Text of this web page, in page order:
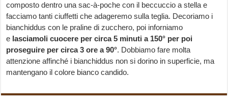
composto dentro una sac-à-poche con il beccuccio a stella e
facciamo tanti ciuffetti che adageremo sulla teglia. Decoriamo i
bianchiddus con le praline di zucchero, poi inforniamo
e lasciamoli cuocere per circa 5 minuti a 150° per poi
proseguire per circa 3 ore a 90°. Dobbiamo fare molta
attenzione affinché i bianchiddus non si dorino in superficie, ma
mantengano il colore bianco candido.